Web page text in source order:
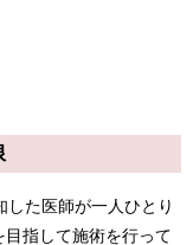
た医師が一人ひとり
指して施術を行って